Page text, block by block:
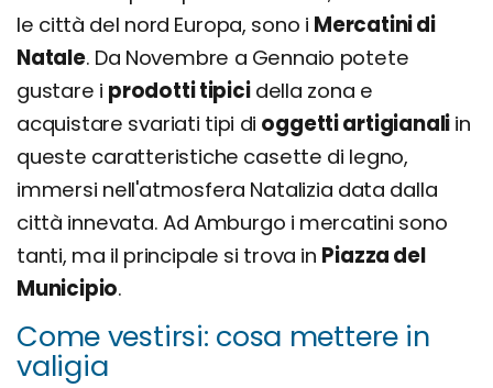
le città del nord Europa, sono i Mercatini di
Natale. Da Novembre a Gennaio potete
gustare i prodotti tipicidella zona e
acquistare svariati tipi di oggetti artigianali in
queste caratteristiche casette di legno,
immersi nell'atmosfera Natalizia data dalla
città innevata. Ad Amburgo i mercatini sono
tanti, ma il principale si trova in Piazza del
Municipio.
Come vestirsi: cosa mettere in
valigia